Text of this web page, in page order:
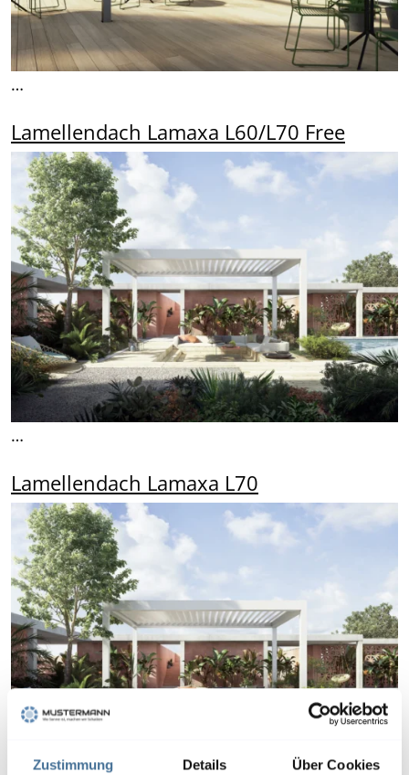
Zustimmung Details Über Cookies
…
Lamellendach Lamaxa L60/L70 Free
…
Lamellendach Lamaxa L70